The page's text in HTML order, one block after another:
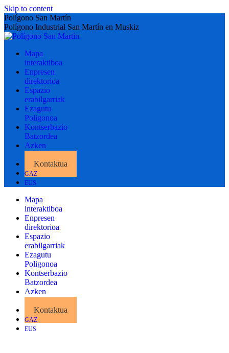
Skip to content
Polígono San Martín
Polígono Industrial San Martín en Muskiz
Mapa
interaktiboa
Enpresen
direktorioa
Espazio
erabilgarriak
Ezagutu
Poligonoa
Kontserbazio
Batzordea
Azken
Kontaktua
GAZ
EUS
Mapa
interaktiboa
Enpresen
direktorioa
Espazio
erabilgarriak
Ezagutu
Poligonoa
Kontserbazio
Batzordea
Azken
Kontaktua
GAZ
EUS